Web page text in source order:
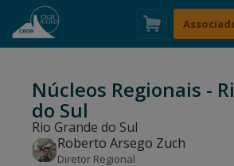
Núcleos Regionais -
do Sul
Rio Grande do Sul
Roberto Arsego Zuch
Diretor Regional